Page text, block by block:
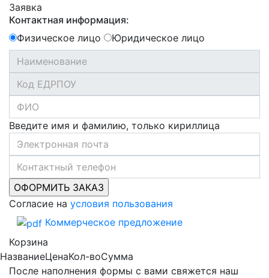
Заявка
Контактная информация:
Физическое лицо
Юридическое лицо
Введите имя и фамилию, только кириллица
Согласие на условия пользования
Коммерческое предложение
Корзина
НазваниеЦенаКол-воСумма
После наполнения формы с вами свяжется наш